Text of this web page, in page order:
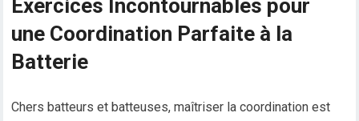
Exercices Incontournables pour
une Coordination Parfaite à la
Batterie
Chers batteurs et batteuses, maîtriser la coordination est